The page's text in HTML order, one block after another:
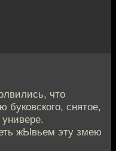
что
буковского, снятое,
жЫвьем эту змею